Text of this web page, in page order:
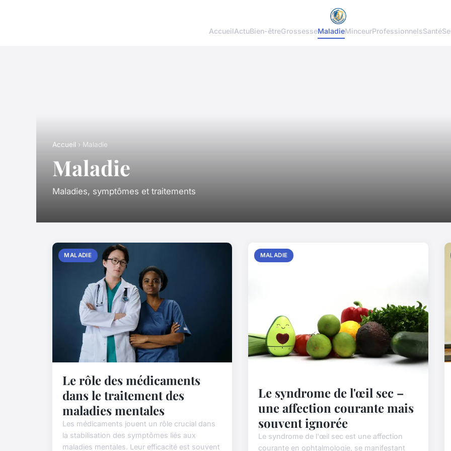
AccueilActuBien-êtreGrossesseMaladieMinceurProfessionnelsSanté
Accueil › Maladie
Maladie
Maladies, symptômes et traitements
MALADIE
Le rôle des médicaments
dans le traitement des
maladies mentales
Les médicaments jouent un rôle crucial dans
la stabilisation des symptômes liés aux
maladies mentales. Leur efficacité est souvent
MALADIE
Le syndrome de l'œil sec –
une affection courante mais
souvent ignorée
Le syndrome de l'œil sec est une affection
courante en ophtalmologie, se manifestant